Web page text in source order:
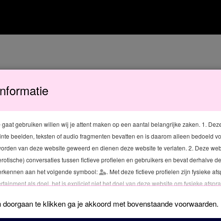
en diensten die worden geëxploiteerd onder stout-
technologieën gebruikt en hoe informatie kan worden
welke doeleinden deze informatie wordt gebruikt. Wij raden u
van de website worden meegestuurd aan uw browser en
bij een volgend bezoek aan de website terugsturen. De
beschadigen.
voor strikt noodzakelijke cookies ons gerechtvaardigd belang bij
gebruiken willen wij je attent maken op een aantal belangrijke zaken. 1.
beelden, teksten of audio fragmenten bevatten en is daarom alleen bedoeld
van deze website geweerd en dienen deze website te verlaten. 2. Deze
conversaties tussen fictieve profielen en gebruikers en bevat derhalve
aan het volgende symbool:
. Met deze fictieve profielen zijn fysieke
als doel, het is expliciet niet het doel van deze website om fysieke
te klikken ga je akkoord met bovenstaande voorwaarden.